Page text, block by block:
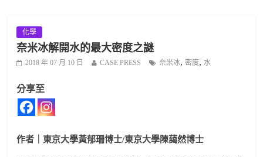
化學
奈米冰解開水的最大密度之謎
2018 年 07 月 10 日 CASE PRESS 奈米冰,密度, 水
分享至
作者｜ 東京大學黃郁珊博士/東京大學陳藹然博士